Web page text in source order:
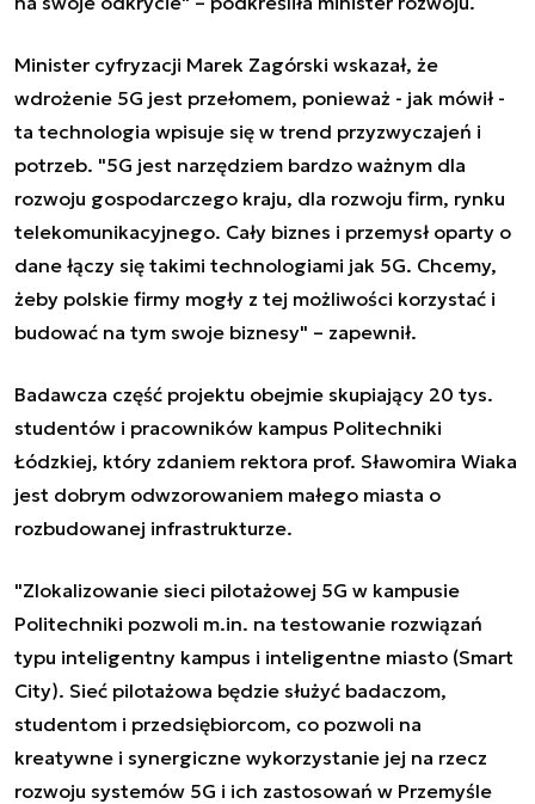
Minister cyfryzacji Marek Zagórski wskazał, że
wdrożenie 5G jest przełomem, ponieważ - jak mówił -
ta technologia wpisuje się w trend przyzwyczajeń i
potrzeb. "5G jest narzędziem bardzo ważnym dla
rozwoju gospodarczego kraju, dla rozwoju firm, rynku
telekomunikacyjnego. Cały biznes i przemysł oparty o
dane łączy się takimi technologiami jak 5G. Chcemy,
żeby polskie firmy mogły z tej możliwości korzystać i
budować na tym swoje biznesy" – zapewnił.
Badawcza część projektu obejmie skupiający 20 tys.
studentów i pracowników kampus Politechniki
Łódzkiej, który zdaniem rektora prof. Sławomira Wiaka
jest dobrym odwzorowaniem małego miasta o
rozbudowanej infrastrukturze.
"Zlokalizowanie sieci pilotażowej 5G w kampusie
Politechniki pozwoli m.in. na testowanie rozwiązań
typu inteligentny kampus i inteligentne miasto (Smart
City). Sieć pilotażowa będzie służyć badaczom,
studentom i przedsiębiorcom, co pozwoli na
kreatywne i synergiczne wykorzystanie jej na rzecz
rozwoju systemów 5G i ich zastosowań w Przemyśle